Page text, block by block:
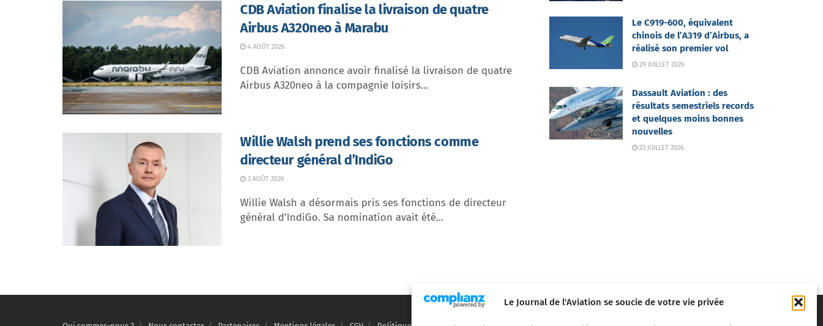
Le Journal de l'Aviation se soucie de votre vie privée
CDB Aviation finalise la livraison de quatre
Airbus A320neo à Marabu
4 AOÛT 2026
CDB Aviation annonce avoir finalisé la livraison de quatre
Airbus A320neo à la compagnie loisirs...
Willie Walsh prend ses fonctions comme
directeur général d’IndiGo
3 AOÛT 2026
Willie Walsh a désormais pris ses fonctions de directeur
général d’IndiGo. Sa nomination avait été...
Le C919-600, équivalent
chinois de l’A319 d’Airbus, a
réalisé son premier vol
29 JUILLET 2026
Dassault Aviation : des
résultats semestriels records
et quelques moins bonnes
nouvelles
23 JUILLET 2026